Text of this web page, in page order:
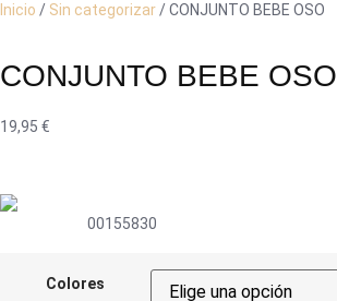
Inicio / Sin categorizar/ CONJUNTO BEBE OSO
CONJUNTO BEBE OSO
19,95 €
00155830
Colores